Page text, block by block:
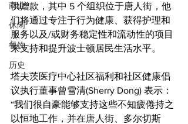
商业
休闲
餐饮
历史
供赠款，其中 5 个组织位于唐人街，他
们将通过专注于行为健康、获得护理和
服务以及/或财务稳定性和流动性的项目
来支持和提升波士顿居民生活水平。
塔夫茨医疗中心社区福利和社区健康倡
议执行董事曾雪清(Sherry Dong) 表示：
“我们很自豪能够支持这些不知疲倦持之
以恒地工作，并在唐人街、多尔切斯